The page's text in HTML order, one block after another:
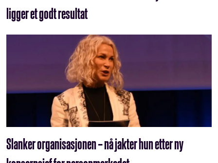
ligger et godt resultat
Slanker organisasjonen – nå jakter hun etter ny